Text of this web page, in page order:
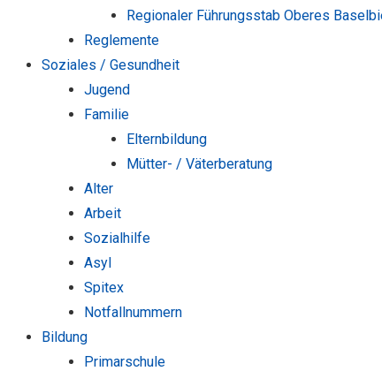
Regionaler Führungsstab Oberes
Reglemente
Soziales / Gesundheit
Jugend
Familie
Elternbildung
Mütter- / Väterberatung
Alter
Arbeit
Sozialhilfe
Asyl
Spitex
Notfallnummern
Bildung
Primarschule